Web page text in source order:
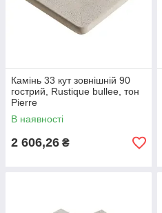
Камінь 33 кут зовнішній 90
гострий, Rustique bullee, тон
Pierre
В наявності
2 606,26 ₴